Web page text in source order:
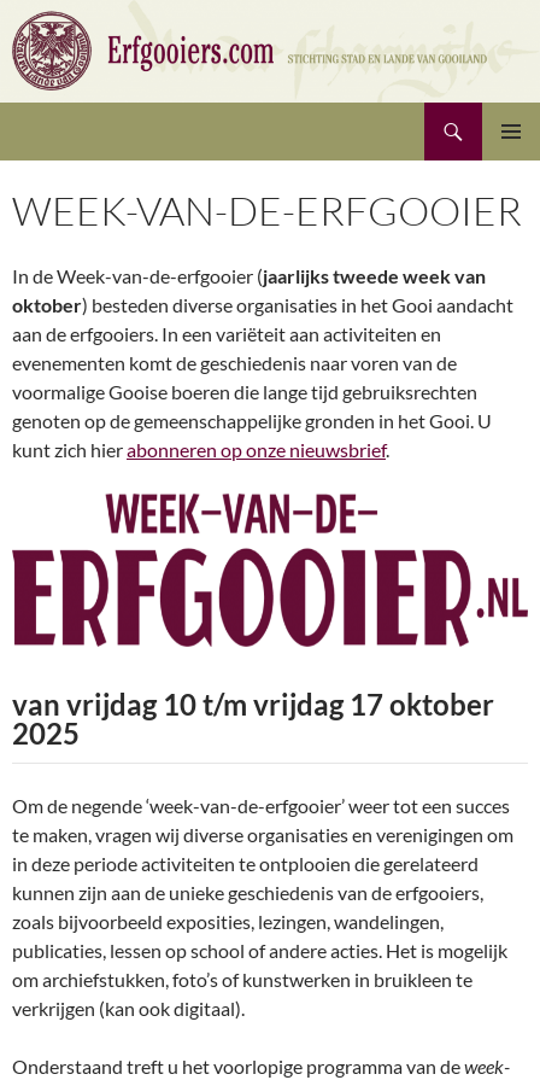
naar
de
inhoud
Erfgooiers | Stichting Stad en Lande van Gooiland
WEEK-VAN-DE-ERFGOOIER
In de Week-van-de-erfgooier (jaarlijks tweede week van
oktober) besteden diverse organisaties in het Gooi aandacht
aan de erfgooiers. In een variëteit aan activiteiten en
evenementen komt de geschiedenis naar voren van de
voormalige Gooise boeren die lange tijd gebruiksrechten
genoten op de gemeenschappelijke gronden in het Gooi. U
kunt zich hierabonneren op onze nieuwsbrief.
van vrijdag 10 t/m vrijdag 17 oktober
2025
Om de negende ‘week-van-de-erfgooier’ weer tot een succes
te maken, vragen wij diverse organisaties en verenigingen om
in deze periode activiteiten te ontplooien die gerelateerd
kunnen zijn aan de unieke geschiedenis van de erfgooiers,
zoals bijvoorbeeld exposities, lezingen, wandelingen,
publicaties, lessen op school of andere acties. Het is mogelijk
om archiefstukken, foto’s of kunstwerken in bruikleen te
verkrijgen (kan ook digitaal).
Onderstaand treft u het voorlopige programma van deweek-